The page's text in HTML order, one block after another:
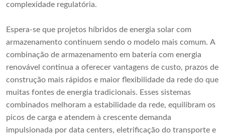
complexidade regulatória.
Espera-se que projetos híbridos de energia solar com
armazenamento continuem sendo o modelo mais comum. A
combinação de armazenamento em bateria com energia
renovável continua a oferecer vantagens de custo, prazos de
construção mais rápidos e maior flexibilidade da rede do que
muitas fontes de energia tradicionais. Esses sistemas
combinados melhoram a estabilidade da rede, equilibram os
picos de carga e atendem à crescente demanda
impulsionada por data centers, eletrificação do transporte e